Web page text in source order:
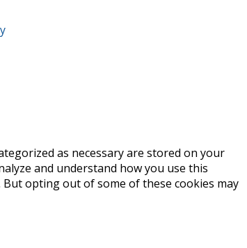
as necessary are stored on your
and understand how you use this
opting out of some of these cookies may